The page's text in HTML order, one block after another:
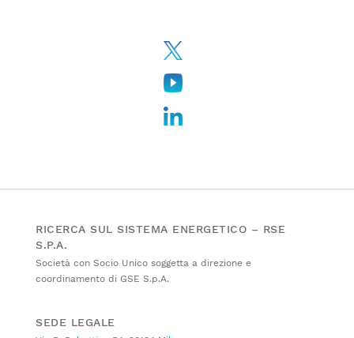
RICERCA SUL SISTEMA ENERGETICO – RSE
S.P.A.
Società con Socio Unico soggetta a direzione e
coordinamento di GSE S.p.A.
SEDE LEGALE